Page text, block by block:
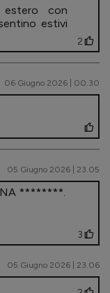
estero con
estivi
2
06 Giugno 2026 | 00.30
05 Giugno 2026 | 23.05
********.
3
05 Giugno 2026 | 23.06